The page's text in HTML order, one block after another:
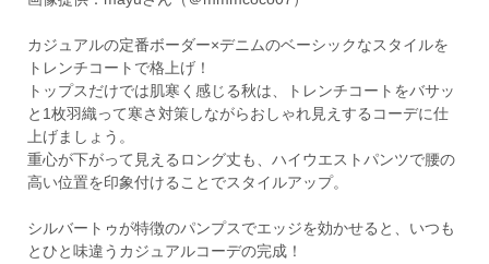
カジュアルの定番ボーダー×デニムのベーシックなスタイルを
トレンチコートで格上げ！
トップスだけでは肌寒く感じる秋は、トレンチコートをバサッ
と1枚羽織って寒さ対策しながらおしゃれ見えするコーデに仕
上げましょう。
重心が下がって見えるロング丈も、ハイウエストパンツで腰の
高い位置を印象付けることでスタイルアップ。
シルバートゥが特徴のパンプスでエッジを効かせると、いつも
とひと味違うカジュアルコーデの完成！